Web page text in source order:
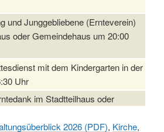
und Junggebliebene (Ernteverein)
oder Gemeindehaus um 20:00
mit dem Kindergarten in der
Uhr
im Stadtteilhaus oder
2026 (PDF), Kirche,